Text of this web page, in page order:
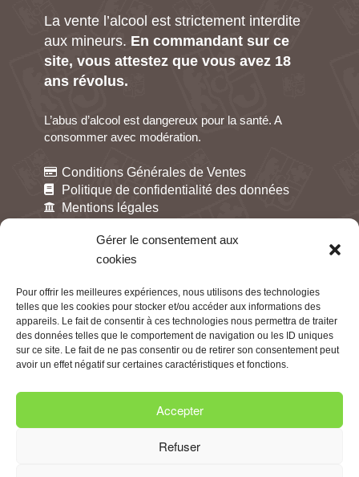
Gérer le consentement aux
cookies
Pour offrir les meilleures expériences, nous utilisons des technologies
telles que les cookies pour stocker et/ou accéder aux informations des
appareils. Le fait de consentir à ces technologies nous permettra de traiter
des données telles que le comportement de navigation ou les ID uniques
sur ce site. Le fait de ne pas consentir ou de retirer son consentement peut
avoir un effet négatif sur certaines caractéristiques et fonctions.
Accepter
Refuser
La vente l’alcool est strictement interdite
aux mineurs. En commandant sur ce
site, vous attestez que vous avez 18
ans révolus.
L’abus d’alcool est dangereux pour la santé. A
consommer avec modération.
Conditions Générales de Ventes
Politique de confidentialité des données
Mentions légales
Cliquez pour accepter les cookies